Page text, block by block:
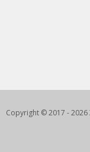
Copyright © 2017 - 2026